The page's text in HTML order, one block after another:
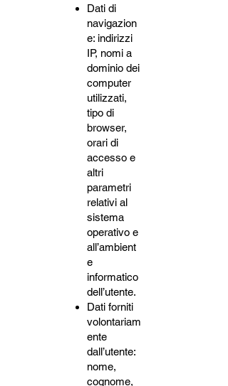
Dati di
navigazion
e: indirizzi
IP, nomi a
dominio dei
computer
utilizzati,
tipo di
browser,
orari di
accesso e
altri
parametri
relativi al
sistema
operativo e
all’ambient
e
informatico
dell’utente.
Dati forniti
volontariam
ente
dall’utente:
nome,
cognome,